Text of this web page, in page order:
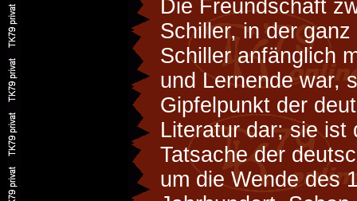
Die Freundschaft
Schiller, in der
Schiller anfänglich
und Lernende war,
Gipfelpunkt der
Literatur dar; sie ist
Tatsache der
um die Wende des